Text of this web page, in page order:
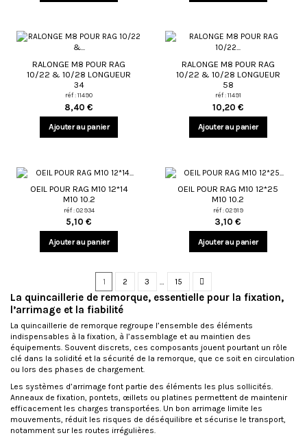
RALONGE M8 POUR RAG
10/22 & 10/28 LONGUEUR
34
réf : 11490
8,40 €
Ajouter au panier
RALONGE M8 POUR RAG
10/22 & 10/28 LONGUEUR
58
réf : 11491
10,20 €
Ajouter au panier
OEIL POUR RAG M10 12*14
M10 10.2
réf : 02934
5,10 €
Ajouter au panier
OEIL POUR RAG M10 12*25
M10 10.2
réf : 02919
3,10 €
Ajouter au panier
1 2 3 … 15
La quincaillerie de remorque, essentielle pour la fixation,
l’arrimage et la fiabilité
La quincaillerie de remorque regroupe l’ensemble des éléments
indispensables à la fixation, à l’assemblage et au maintien des
équipements. Souvent discrets, ces composants jouent pourtant un rôle
clé dans la solidité et la sécurité de la remorque, que ce soit en circulation
ou lors des phases de chargement.
Les systèmes d’arrimage font partie des éléments les plus sollicités.
Anneaux de fixation, pontets, œillets ou platines permettent de maintenir
efficacement les charges transportées. Un bon arrimage limite les
mouvements, réduit les risques de déséquilibre et sécurise le transport,
notamment sur les routes irrégulières.